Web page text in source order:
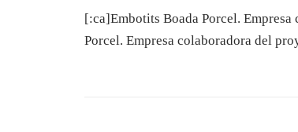
[:ca]Embotits Boada Porcel.
Porcel. Empresa colaboradora del